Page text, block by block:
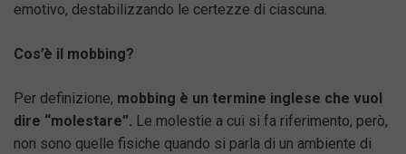
emotivo, destabilizzando le certezze di ciascuna.
Cos’è il mobbing?
Per definizione, mobbing è un termine inglese che vuol
dire “molestare”. Le molestie a cui si fa riferimento, però,
non sono quelle fisiche quando si parla di un ambiente di